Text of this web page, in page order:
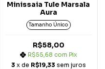
Minissaia Tule Marsala
Aura
Tamanho Único
R$58,00
R$55,68 com Pix
3 x de R$19,33 sem juros